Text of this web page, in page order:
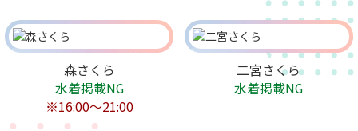
森さくら
水着掲載NG
※16:00～21:00
二宮さくら
水着掲載NG